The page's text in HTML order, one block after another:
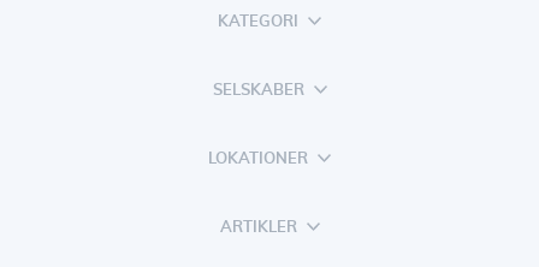
KATEGORI
SELSKABER
LOKATIONER
ARTIKLER